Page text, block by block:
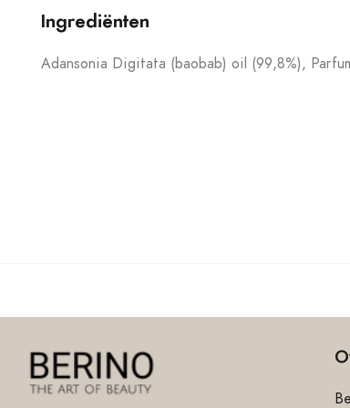
Ingrediënten
Adansonia Digitata (baobab) oil (99,8%),